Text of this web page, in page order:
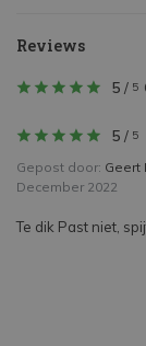
Reviews
5 / 5
5 / 5
Gepost door: Geert
December 2022
Te dik Past niet,